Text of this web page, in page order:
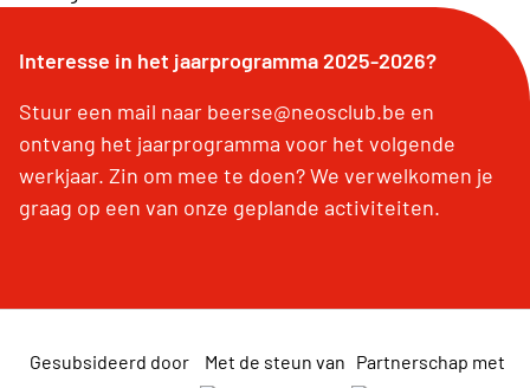
Interesse in het jaarprogramma 2025-2026?
Stuur een mail naar beerse@neosclub.be en
ontvang het jaarprogramma voor het volgende
werkjaar. Zin om mee te doen? We verwelkomen je
graag op een van onze geplande activiteiten.
Gesubsideerd door Met de steun van Partnerschap met